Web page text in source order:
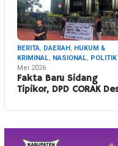
BERITA, DAERAH, HUKUM &
KRIMINAL, NASIONAL, POLITIK
Mei 2026
Fakta Baru Sidang
Tipikor, DPD CORAK